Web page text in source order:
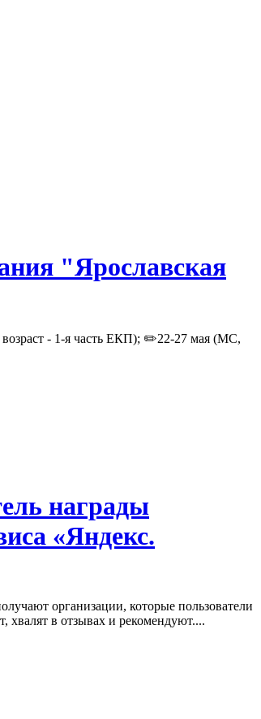
"Ярославская
- 1-я часть ЕКП); ✏️22-27 мая (МС,
награды
«Яндекс.
организации, которые пользователи
хвалят в отзывах и рекомендуют....